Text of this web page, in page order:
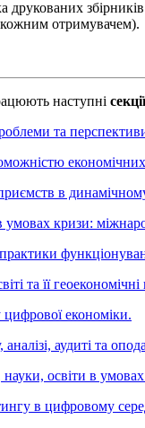
кожним отримувачем).
наступні секції
та
в
умовах кризи:
та її
економіки.
аудиті та
освіти в умовах
в цифровому